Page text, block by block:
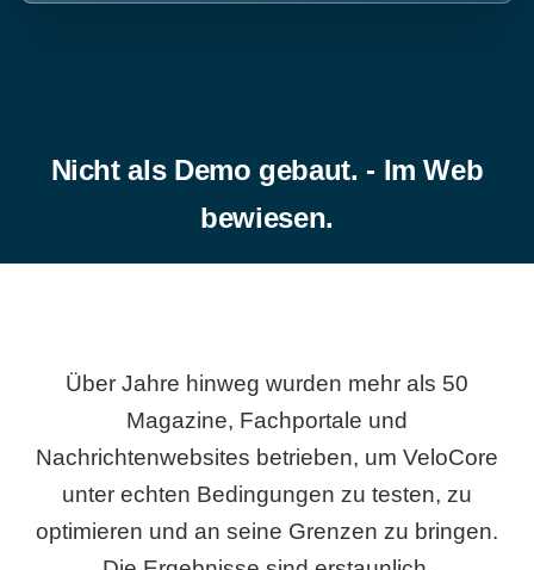
Nicht als Demo gebaut. - Im Web
bewiesen.
Über Jahre hinweg wurden mehr als 50
Magazine, Fachportale und
Nachrichtenwebsites betrieben, um VeloCore
unter echten Bedingungen zu testen, zu
optimieren und an seine Grenzen zu bringen.